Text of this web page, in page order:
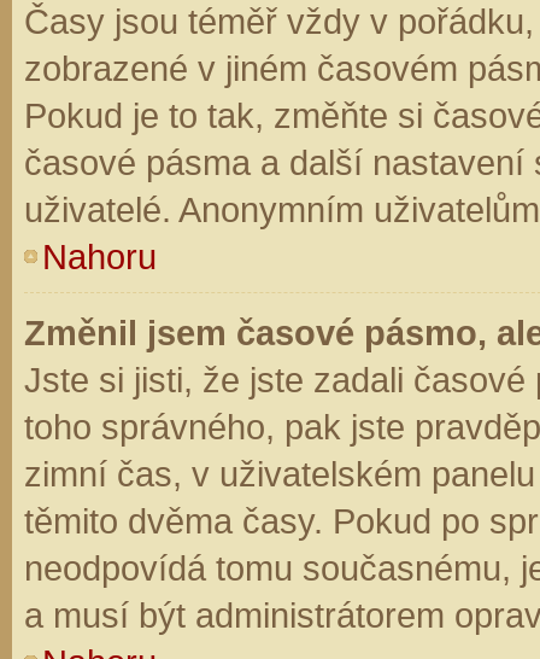
Časy jsou téměř vždy v
zobrazené v jiném časovém
Pokud je to tak, změňte si
časové pásma a další
uživatelé. Anonymním
Nahoru
Změnil jsem časové pásmo,
Jste si jisti, že jste zadali
toho správného, pak jste
zimní čas, v uživatelském
těmito dvěma časy. Pokud po
neodpovídá tomu současnému,
a musí být administrátorem